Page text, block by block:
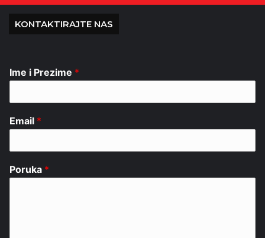
KONTAKTIRAJTE NAS
Ime i Prezime *
Email *
Poruka *